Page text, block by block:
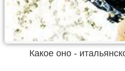
Какое оно -